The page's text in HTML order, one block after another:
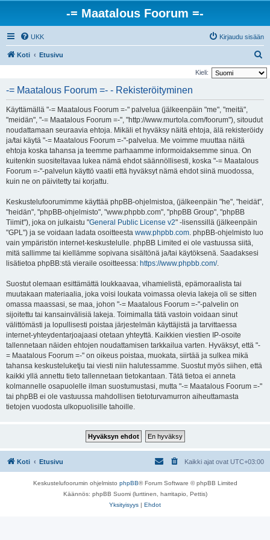
-= Maatalous Foorum =-
UKK Kirjaudu sisään
Koti Etusivu
t
Kieli:
-= Maatalous Foorum =- - Rekisteröityminen
Käyttämällä "-= Maatalous Foorum =-" palvelua (jälkeenpäin "me", "meitä",
"meidän", "-= Maatalous Foorum =-", "http://www.murtola.com/foorum"), sitoudut
noudattamaan seuraavia ehtoja. Mikäli et hyväksy näitä ehtoja, älä rekisteröidy
ja/tai käytä "-= Maatalous Foorum =-"-palvelua. Me voimme muuttaa näitä
ehtoja koska tahansa ja teemme parhaamme informoidaksemme sinua. On
kuitenkin suositeltavaa lukea nämä ehdot säännöllisesti, koska "-= Maatalous
Foorum =-"-palvelun käyttö vaatii että hyväksyt nämä ehdot siinä muodossa,
kuin ne on päivitetty tai korjattu.
Keskustelufoorumimme käyttää phpBB-ohjelmistoa, (jälkeenpäin "he", "heidät",
"heidän", "phpBB-ohjelmisto", "www.phpbb.com", "phpBB Group", "phpBB
Tiimit"), joka on julkaistu "General Public License v2" -lisenssillä (jälkeenpäin
"GPL") ja se voidaan ladata osoitteesta www.phpbb.com. phpBB-ohjelmisto luo
vain ympäristön internet-keskustelulle. phpBB Limited ei ole vastuussa siitä,
mitä sallimme tai kiellämme sopivana sisältönä ja/tai käytöksenä. Saadaksesi
lisätietoa phpBB:stä vieraile osoitteessa: https://www.phpbb.com/.
Suostut olemaan esittämättä loukkaavaa, vihamielistä, epämoraalista tai
muutakaan materiaalia, joka voisi loukata voimassa olevia lakeja oli se sitten
omassa maassasi, se maa, johon "-= Maatalous Foorum =-"-palvelin on
sijoitettu tai kansainvälisiä lakeja. Toimimalla tätä vastoin voidaan sinut
välittömästi ja lopullisesti poistaa järjestelmän käyttäjistä ja tarvittaessa
internet-yhteydentarjoajaasi otetaan yhteyttä. Kaikkien viestien IP-osoite
tallennetaan näiden ehtojen noudattamisen tarkkailua varten. Hyväksyt, että "-
= Maatalous Foorum =-" on oikeus poistaa, muokata, siirtää ja sulkea mikä
tahansa keskusteluketju tai viesti niin halutessamme. Suostut myös siihen, että
kaikki yllä annettu tieto tallennetaan tietokantaan. Tätä tietoa ei anneta
kolmannelle osapuolelle ilman suostumustasi, mutta "-= Maatalous Foorum =-"
tai phpBB ei ole vastuussa mahdollisen tietoturvamurron aiheuttamasta
tietojen vuodosta ulkopuolisille tahoille.
Koti Etusivu Kaikki ajat ovat UTC+03:00
Keskustelufoorumin ohjelmisto phpBB® Forum Software © phpBB Limited
Käännös: phpBB Suomi (lurttinen, harritapio, Pettis)
Yksityisyys | Ehdot